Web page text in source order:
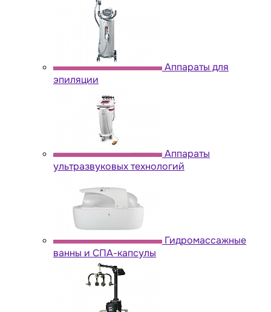
Аппараты для
эпиляции
Аппараты
ультразвуковых технологий
Гидромассажные
ванны и СПА-капсулы